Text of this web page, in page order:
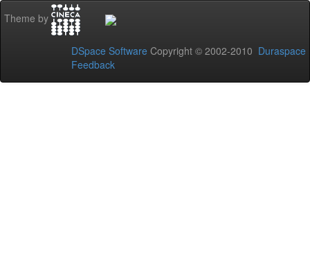
Theme by
DSpace Software Copyright © 2002-2010 Duraspace
Feedback